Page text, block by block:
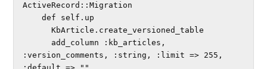
ActiveRecord::Migration
    def self.up
      KbArticle.create_versioned_table
:version_comments, :string, :limit => 255,